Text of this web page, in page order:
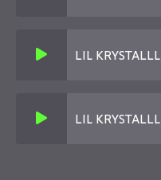
LIL KRYSTALLL
LIL KRYSTALLL